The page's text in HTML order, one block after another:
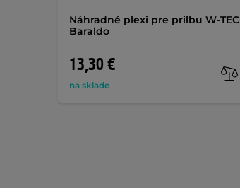
Náhradné plexi pre prilbu W-TEC
Baraldo
13,30 €
na sklade